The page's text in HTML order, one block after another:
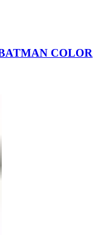
COLOR